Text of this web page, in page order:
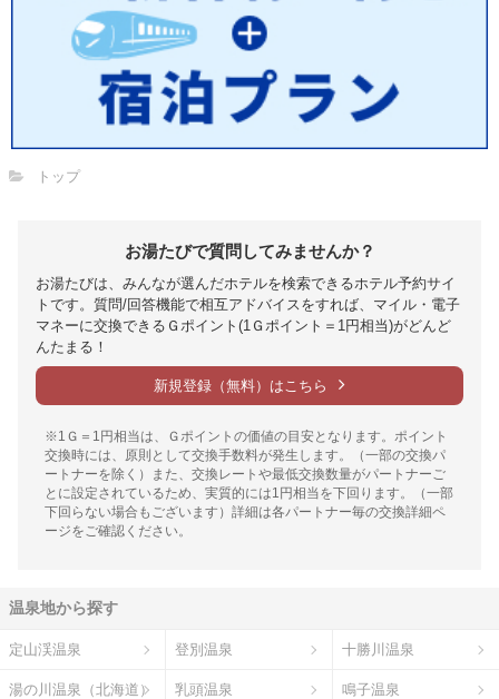
トップ
お湯たびで質問してみませんか？
お湯たびは、みんなが選んだホテルを検索できるホテル予約サイ
トです。質問/回答機能で相互アドバイスをすれば、マイル・電子
マネーに交換できるＧポイント(1Ｇポイント＝1円相当)がどんど
んたまる！
新規登録（無料）はこちら
※1Ｇ＝1円相当は、Ｇポイントの価値の目安となります。ポイント
交換時には、原則として交換手数料が発生します。（一部の交換パ
ートナーを除く）また、交換レートや最低交換数量がパートナーご
とに設定されているため、実質的には1円相当を下回ります。（一部
下回らない場合もございます）詳細は各パートナー毎の交換詳細ペ
ージをご確認ください。
温泉地から探す
定山渓温泉 登別温泉 十勝川温泉
湯の川温泉（北海道） 乳頭温泉 鳴子温泉